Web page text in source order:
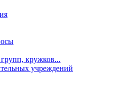
кружков...
учреждений